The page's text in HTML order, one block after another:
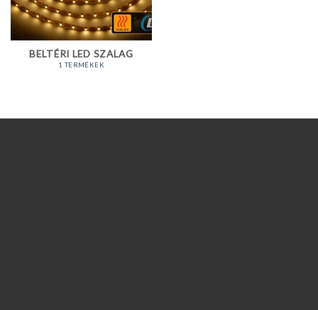
BELTÉRI LED SZALAG
1 TERMÉKEK